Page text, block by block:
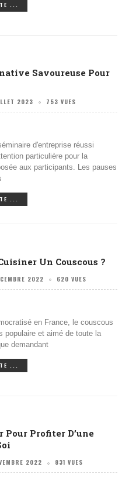
...
Savoureuse Pour
2023 753 VUES
d'entreprise réussi
particulière pour la
aux participants. Les pauses
...
Un Couscous ?
2022 620 VUES
en France, le couscous
populaire et aimé de toute la
demandant
...
Profiter D’une
2022 831 VUES